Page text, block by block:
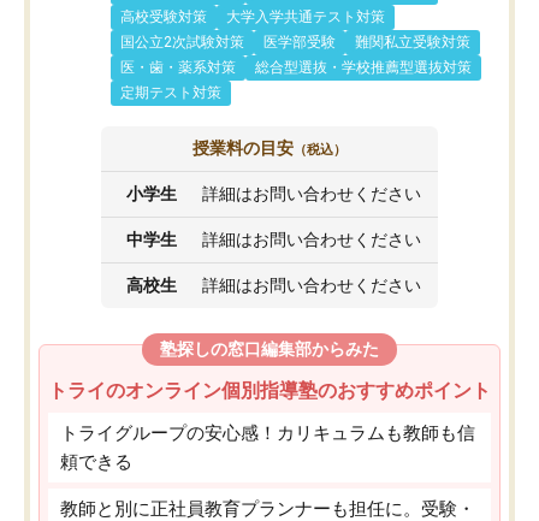
高校受験対策
大学入学共通テスト対策
国公立2次試験対策
医学部受験
難関私立受験対策
医・歯・薬系対策
総合型選抜・学校推薦型選抜対策
定期テスト対策
授業料の目安 （税込）
小学生 詳細はお問い合わせください
中学生 詳細はお問い合わせください
高校生 詳細はお問い合わせください
塾探しの窓口編集部からみた
トライのオンライン個別指導塾のおすすめポイント
トライグループの安心感！カリキュラムも教師も信
頼できる
教師と別に正社員教育プランナーも担任に。受験・